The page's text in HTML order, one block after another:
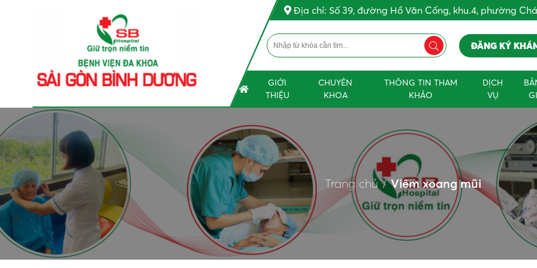
Địa chỉ: Số 39, đường Hồ Văn Cống, khu.4, phường
ĐĂNG KÝ
GIỚI
THIỆU
CHUYÊN
KHOA
THÔNG TIN THAM
KHẢO
DỊCH
VỤ
Trang chủ Viêm xoang mũi